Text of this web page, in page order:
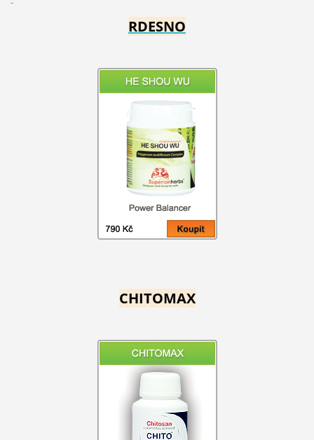
RDESNO
CHITOMAX